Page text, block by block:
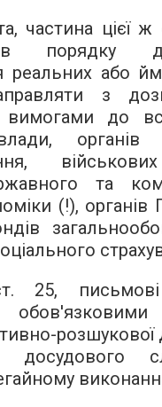
частина цієї ж
порядку
реальних або
з
до
органів
та
(!), органів
25, письмові
розшукової
досудового